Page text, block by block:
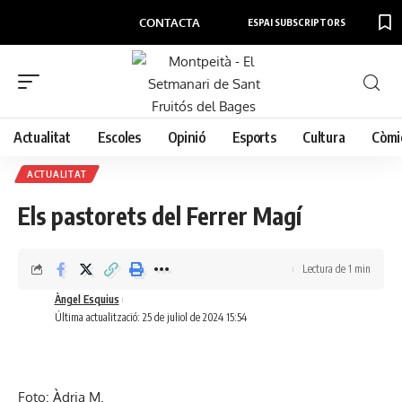
CONTACTA ESPAI SUBSCRIPTORS
Actualitat Escoles Opinió Esports Cultura
ACTUALITAT
Els pastorets del Ferrer Magí
Última actualització: 25 de juliol de 2024 15:54
Àngel Esquius
Lectura de 1 min
Foto: Àdria M.